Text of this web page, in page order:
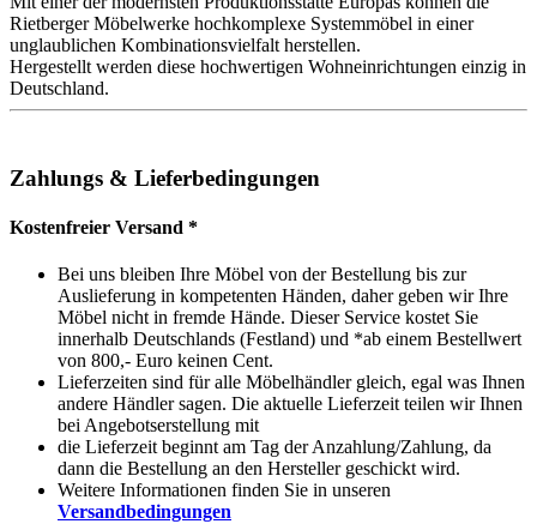
Rietberger Möbelwerke hochkomplexe Systemmöbel in einer
unglaublichen Kombinationsvielfalt herstellen.
Hergestellt werden diese hochwertigen Wohneinrichtungen einzig in
Deutschland.
Zahlungs & Lieferbedingungen
Kostenfreier Versand *
Bei uns bleiben Ihre Möbel von der Bestellung bis zur
Auslieferung in kompetenten Händen, daher geben wir Ihre
Möbel nicht in fremde Hände. Dieser Service kostet Sie
innerhalb Deutschlands (Festland) und *ab einem Bestellwert
von 800,- Euro keinen Cent.
Lieferzeiten sind für alle Möbelhändler gleich, egal was Ihnen
andere Händler sagen. Die aktuelle Lieferzeit teilen wir Ihnen
bei Angebotserstellung mit
die Lieferzeit beginnt am Tag der Anzahlung/Zahlung, da
dann die Bestellung an den Hersteller geschickt wird.
Weitere Informationen finden Sie in unseren
Versandbedingungen